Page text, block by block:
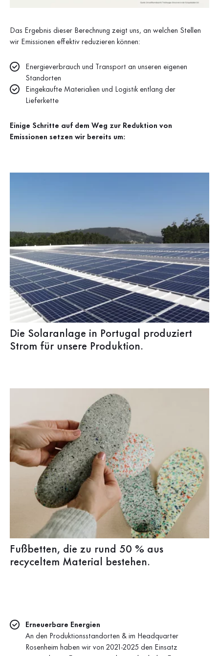
Das Ergebnis dieser Berechnung zeigt uns, an welchen Stellen
wir Emissionen effektiv reduzieren können:
Energieverbrauch und Transport an unseren eigenen
Standorten
Eingekaufte Materialien und Logistik entlang der
Lieferkette
Einige Schritte auf dem Weg zur Reduktion von
Emissionen setzen wir bereits um:
Die Solaranlage in Portugal produziert
Strom für unsere Produktion.
Fußbetten, die zu rund 50 % aus
recyceltem Material bestehen.
Erneuerbare Energien
An den Produktionsstandorten & im Headquarter
Rosenheim haben wir von 2021-2025 den Einsatz